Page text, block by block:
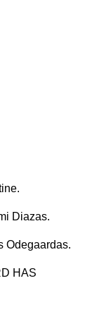
Diazas.
Odegaardas.
HAS